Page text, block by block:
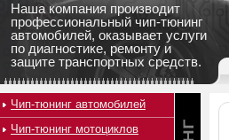
Наша компания производит
профессиональный чип-тюнинг
автомобилей, оказывает услуги
по диагностике, ремонту и
защите транспортных средств.
Чип-тюнинг автомобилей
Чип-тюнинг мотоциклов